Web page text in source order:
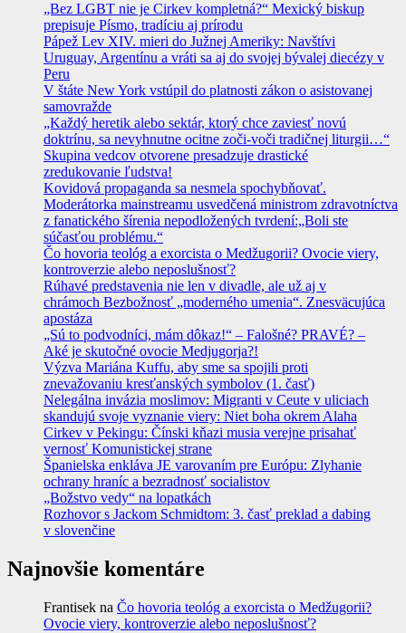
„Bez LGBT nie je Cirkev kompletná?“ Mexický biskup
prepisuje Písmo, tradíciu aj prírodu
Pápež Lev XIV. mieri do Južnej Ameriky: Navštívi
Uruguay, Argentínu a vráti sa aj do svojej bývalej diecézy v
Peru
V štáte New York vstúpil do platnosti zákon o asistovanej
samovražde
„Každý heretik alebo sektár, ktorý chce zaviesť novú
doktrínu, sa nevyhnutne ocitne zoči-voči tradičnej liturgii…“
Skupina vedcov otvorene presadzuje drastické
zredukovanie ľudstva!
Kovidová propaganda sa nesmela spochybňovať.
Moderátorka mainstreamu usvedčená ministrom zdravotníctva
z fanatického šírenia nepodložených tvrdení:„Boli ste
súčasťou problému.“
Čo hovoria teológ a exorcista o Medžugorii? Ovocie viery,
kontroverzie alebo neposlušnosť?
Rúhavé predstavenia nie len v divadle, ale už aj v
chrámoch Bezbožnosť „moderného umenia“. Znesväcujúca
apostáza
„Sú to podvodníci, mám dôkaz!“ – Falošné? PRAVÉ? –
Aké je skutočné ovocie Medjugorja?!
Výzva Mariána Kuffu, aby sme sa spojili proti
znevažovaniu kresťanských symbolov (1. časť)
Nelegálna invázia moslimov: Migranti v Ceute v uliciach
skandujú svoje vyznanie viery: Niet boha okrem Alaha
Cirkev v Pekingu: Čínski kňazi musia verejne prisahať
vernosť Komunistickej strane
Španielska enkláva JE varovaním pre Európu: Zlyhanie
ochrany hraníc a bezradnosť socialistov
„Božstvo vedy“ na lopatkách
Rozhovor s Jackom Schmidtom: 3. časť preklad a dabing
v slovenčine
Najnovšie komentáre
Frantisek na Čo hovoria teológ a exorcista o Medžugorii?
Ovocie viery, kontroverzie alebo neposlušnosť?